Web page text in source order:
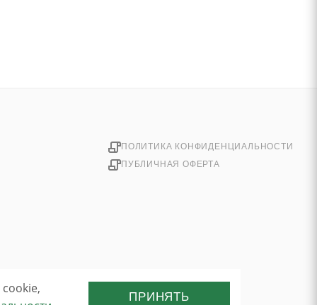
ПОЛИТИКА КОНФИДЕНЦИАЛЬНОСТИ
ПУБЛИЧНАЯ ОФЕРТА
ПРИНЯТЬ